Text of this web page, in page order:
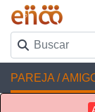
PAREJA /